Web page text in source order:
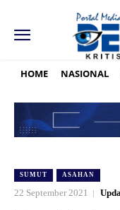
HOME NASIONAL
SUMUT ASAHAN
22 September 2021